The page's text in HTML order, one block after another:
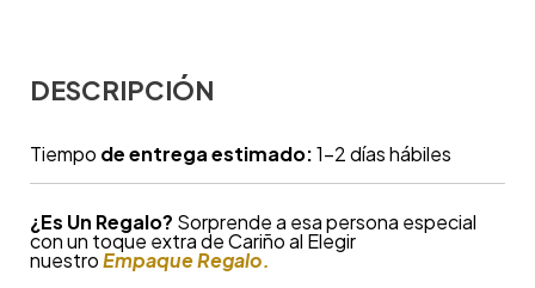
DESCRIPCIÓN
Tiempo de entrega estimado:1-2 días hábiles
¿Es Un Regalo? Sorprende a esa persona especial
con un toque extra de Cariño al Elegir
nuestroEmpaque Regalo.